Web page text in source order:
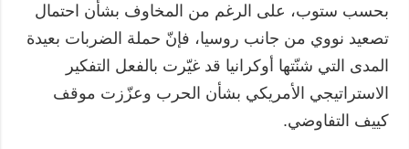
بحسب ستوب، على الرغم من المخاوف بشأن احتمال
تصعيد نووي من جانب روسيا، فإنّ حملة الضربات بعيدة
المدى التي شنّتها أوكرانيا قد غيّرت بالفعل التفكير
الاستراتيجي الأمريكي بشأن الحرب وعزّزت موقف
كييف التفاوضي.